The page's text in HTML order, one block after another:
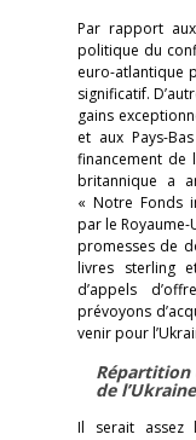
Par rapport
politique du
euro-atlantique
significatif.
gains
et aux Pays-
financement
britannique a
« Notre Fonds
par le
promesses de
livres sterling
d’appels
prévoyons
venir pour
Répartition
de l’Ukraine
Il serait assez